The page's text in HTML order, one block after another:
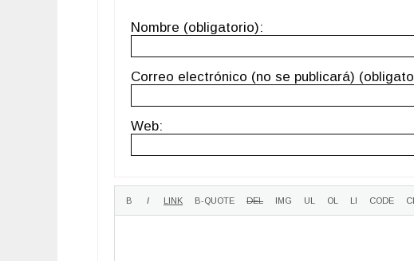
Nombre (obligatorio):
Correo electrónico (no se publicará)
Web: